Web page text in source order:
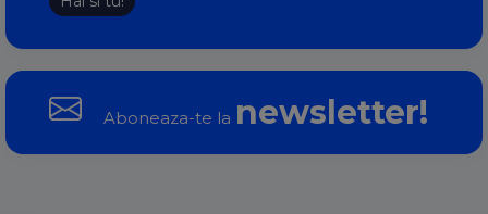
Aboneaza-te la newsletter!